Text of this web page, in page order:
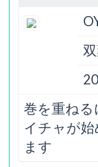
巻を重ね
イチャが
ます